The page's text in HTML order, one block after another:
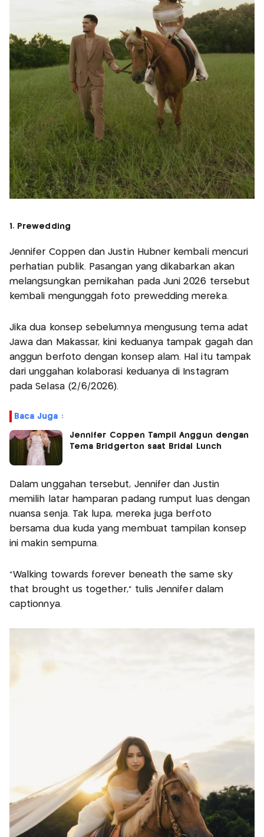
1. Prewedding
Jennifer Coppen dan Justin Hubner kembali mencuri
perhatian publik. Pasangan yang dikabarkan akan
melangsungkan pernikahan pada Juni 2026 tersebut
kembali mengunggah foto prewedding mereka.
Jika dua konsep sebelumnya mengusung tema adat
Jawa dan Makassar, kini keduanya tampak gagah dan
anggun berfoto dengan konsep alam. Hal itu tampak
dari unggahan kolaborasi keduanya di Instagram
pada Selasa (2/6/2026).
Baca Juga :
Jennifer Coppen Tampil Anggun dengan
Tema Bridgerton saat Bridal Lunch
Dalam unggahan tersebut, Jennifer dan Justin
memilih latar hamparan padang rumput luas dengan
nuansa senja. Tak lupa, mereka juga berfoto
bersama dua kuda yang membuat tampilan konsep
ini makin sempurna.
“Walking towards forever beneath the same sky
that brought us together,” tulis Jennifer dalam
captionnya.